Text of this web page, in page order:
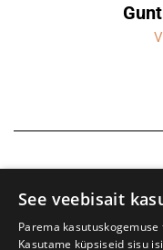
See veebisait
Parema
Kasutame küpsiseid sisu